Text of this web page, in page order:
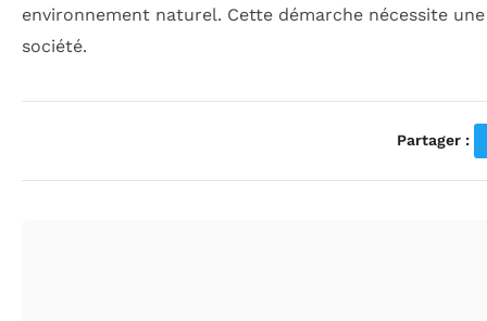
environnement naturel. Cette démarche nécessite
société.
Partager :